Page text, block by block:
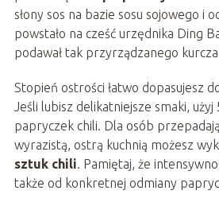
słony sos na bazie sosu sojowego i
powstało na cześć urzędnika Ding
podawał tak przyrządzanego
Stopień ostrości łatwo dopasujesz
Jeśli lubisz delikatniejsze smaki, użyj
papryczek chili. Dla osób
wyrazistą, ostrą kuchnią możesz
sztuk chili. Pamiętaj, że
także od konkretnej odmiany